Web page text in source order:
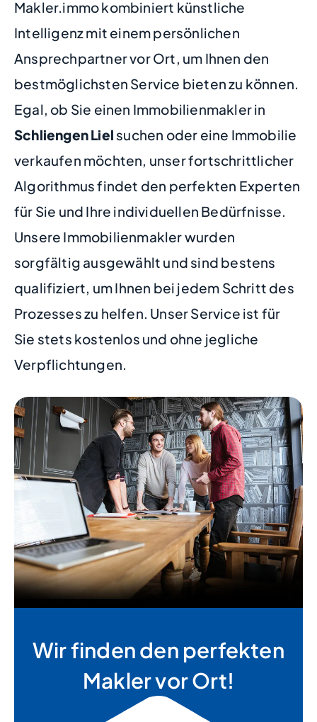
Makler.immo kombiniert künstliche
Intelligenz mit einem persönlichen
Ansprechpartner vor Ort, um Ihnen den
bestmöglichsten Service bieten zu können.
Egal, ob Sie einen Immobilienmakler in
Schliengen Liel suchen oder eine Immobilie
verkaufen möchten, unser fortschrittlicher
Algorithmus findet den perfekten Experten
für Sie und Ihre individuellen Bedürfnisse.
Unsere Immobilienmakler wurden
sorgfältig ausgewählt und sind bestens
qualifiziert, um Ihnen bei jedem Schritt des
Prozesses zu helfen. Unser Service ist für
Sie stets kostenlos und ohne jegliche
Verpflichtungen.
Wir finden den perfekten
Makler vor Ort!